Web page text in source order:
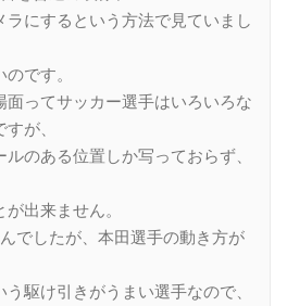
ラにするという方法で見ていまし
です。
面ってサッカー選手はいろいろな
が、
のある位置しか写っておらず、
出来ません。
でしたが、本田選手の動き方が
駆け引きがうまい選手なので、